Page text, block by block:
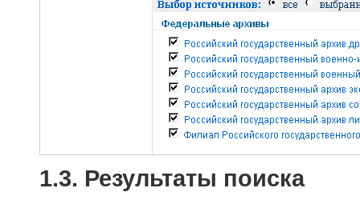
1.3. Результаты поиска